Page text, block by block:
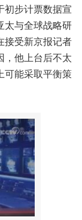
初步计票数据宣
太与全球战略研
接受新京报记者
，他上台后不太
可能采取平衡策